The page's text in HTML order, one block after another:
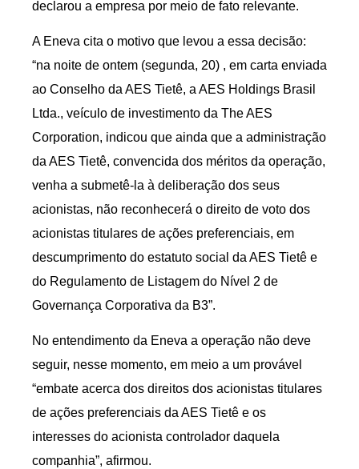
declarou a empresa por meio de fato relevante.
A Eneva cita o motivo que levou a essa decisão:
“na noite de ontem (segunda, 20) , em carta enviada
ao Conselho da AES Tietê, a AES Holdings Brasil
Ltda., veículo de investimento da The AES
Corporation, indicou que ainda que a administração
da AES Tietê, convencida dos méritos da operação,
venha a submetê-la à deliberação dos seus
acionistas, não reconhecerá o direito de voto dos
acionistas titulares de ações preferenciais, em
descumprimento do estatuto social da AES Tietê e
do Regulamento de Listagem do Nível 2 de
Governança Corporativa da B3”.
No entendimento da Eneva a operação não deve
seguir, nesse momento, em meio a um provável
“embate acerca dos direitos dos acionistas titulares
de ações preferenciais da AES Tietê e os
interesses do acionista controlador daquela
companhia”, afirmou.